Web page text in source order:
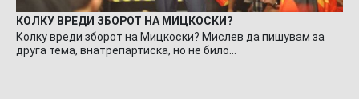
КОЛКУ ВРЕДИ ЗБОРОТ НА МИЦКОСКИ?
Колку вреди зборот на Мицкоски? Мислев да пишувам за
друга тема, внатрепартиска, но не било…